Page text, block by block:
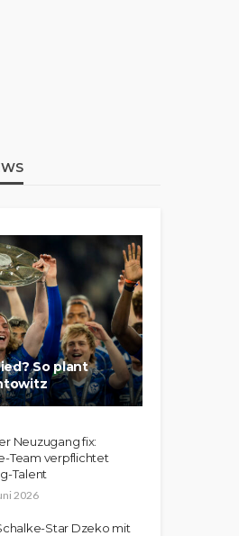
So plant
Neuzugang fix:
Team verpflichtet
Talent
2026
Star Dzeko mit